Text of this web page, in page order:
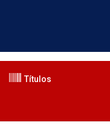
Títulos